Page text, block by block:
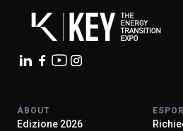
ABOUT
Edizione 2026